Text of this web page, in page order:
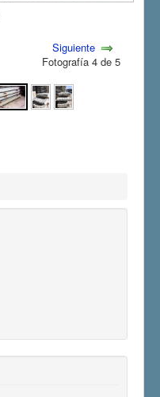
Siguiente
Fotografía 4 de 5